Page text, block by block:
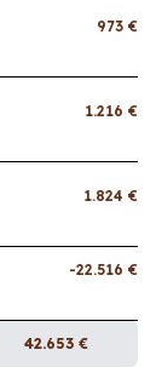
973 €
1.216 €
1.824 €
-22.516 €
42.653 €